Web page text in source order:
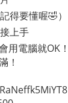
得要懂喔🤣）
上手
用電腦就OK！
！